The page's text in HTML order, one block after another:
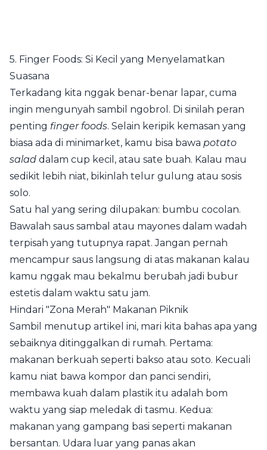
5. Finger Foods: Si Kecil yang Menyelamatkan
Suasana
Terkadang kita nggak benar-benar lapar, cuma
ingin mengunyah sambil ngobrol. Di sinilah peran
penting finger foods. Selain keripik kemasan yang
biasa ada di minimarket, kamu bisa bawa potato
salad dalam cup kecil, atau sate buah. Kalau mau
sedikit lebih niat, bikinlah telur gulung atau sosis
solo.
Satu hal yang sering dilupakan: bumbu cocolan.
Bawalah saus sambal atau mayones dalam wadah
terpisah yang tutupnya rapat. Jangan pernah
mencampur saus langsung di atas makanan kalau
kamu nggak mau bekalmu berubah jadi bubur
estetis dalam waktu satu jam.
Hindari "Zona Merah" Makanan Piknik
Sambil menutup artikel ini, mari kita bahas apa yang
sebaiknya ditinggalkan di rumah. Pertama:
makanan berkuah seperti bakso atau soto. Kecuali
kamu niat bawa kompor dan panci sendiri,
membawa kuah dalam plastik itu adalah bom
waktu yang siap meledak di tasmu. Kedua:
makanan yang gampang basi seperti makanan
bersantan. Udara luar yang panas akan